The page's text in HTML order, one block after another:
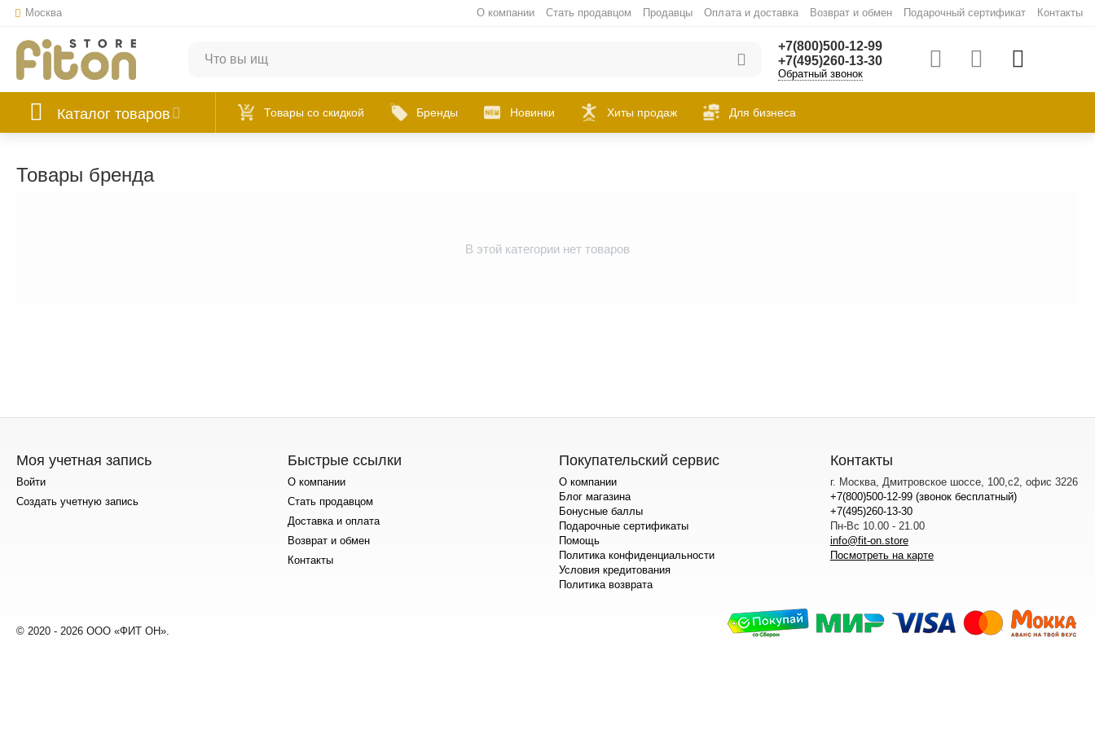
Москва О компании Стать продавцом Продавцы Оплата и доставка Возврат и обмен Подарочный сертификат Контакты
+7(800)500-12-99
+7(495)260-13-30
Обратный звонок
Каталог товаров Товары со скидкой Бренды Новинки Хиты продаж Для бизнеса
Товары бренда
В этой категории нет товаров
Моя учетная запись
Войти
Создать учетную запись
Быстрые ссылки
О компании
Стать продавцом
Доставка и оплата
Возврат и обмен
Контакты
Покупательский сервис
О компании
Блог магазина
Бонусные баллы
Подарочные сертификаты
Помощь
Политика конфиденциальности
Условия кредитования
Политика возврата
Контакты
г. Москва, Дмитровское шоссе, 100,с2, офис 3226
+7(800)500-12-99 (звонок бесплатный)
+7(495)260-13-30
Пн-Вс 10.00 - 21.00
info@fit-on.store
Посмотреть на карте
© 2020 - 2026 ООО «ФИТ ОН».